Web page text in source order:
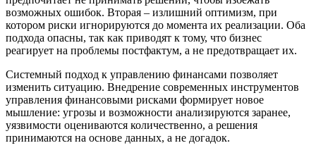
возможных ошибок. Вторая – излишний оптимизм, при
котором риски игнорируются до момента их реализации. Оба
подхода опасны, так как приводят к тому, что бизнес
реагирует на проблемы постфактум, а не предотвращает их.
Системный подход к управлению финансами позволяет
изменить ситуацию. Внедрение современных инструментов
управления финансовыми рисками формирует новое
мышление: угрозы и возможности анализируются заранее,
уязвимости оцениваются количественно, а решения
принимаются на основе данных, а не догадок.